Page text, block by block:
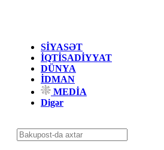
SİYASƏT
İQTİSADİYYAT
DÜNYA
İDMAN
MEDİA
Digər